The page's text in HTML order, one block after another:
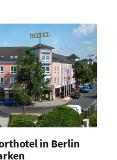
sondern auch für
in Berlin